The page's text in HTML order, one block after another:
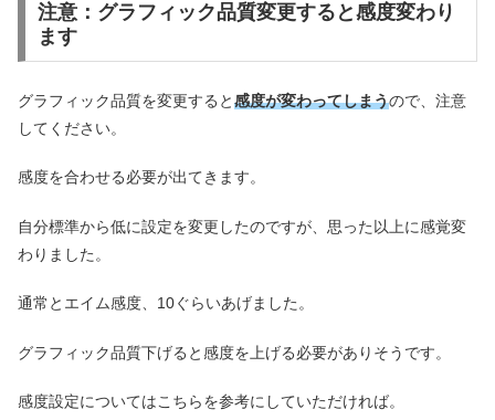
注意：グラフィック品質変更すると感度変わり
ます
グラフィック品質を変更すると感度が変わってしまうので、注意
してください。
感度を合わせる必要が出てきます。
自分標準から低に設定を変更したのですが、思った以上に感覚変
わりました。
通常とエイム感度、10ぐらいあげました。
グラフィック品質下げると感度を上げる必要がありそうです。
感度設定についてはこちらを参考にしていただければ。